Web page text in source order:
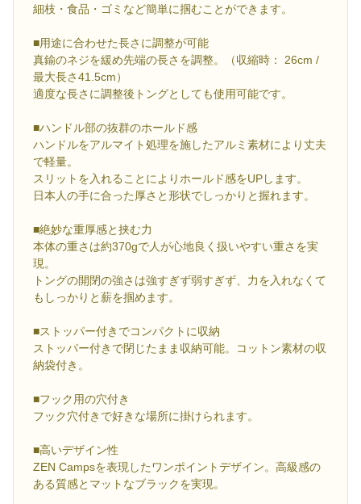
細枝・食品・ゴミなど簡単に掴むことができます。
■用途に合わせた長さに調整が可能
真鍮のネジを緩め先端の長さを調整。（収縮時： 26cm /
最大長さ41.5cm）
適度な長さに調整後トングとしても使用可能です。
■ハンドル部の抜群のホールド感
ハンドルをアルマイト処理を施したアルミ素材により丈夫
で軽量。
スリットを入れることによりホールド感をUPします。
日本人の手に合った厚さと形状でしっかりと握れます。
■絶妙な重厚感と挟む力
本体の重さは約370gで人が心地良く扱いやすい重さを実
現。
トングの開閉の強さは強すぎず弱すぎず、力を入れなくて
もしっかりと薪を掴めます。
■ストッパー付きでコンパクトに収納
ストッパー付きで閉じたまま収納可能。コットン素材の収
納袋付き。
■フック用の穴付き
フック穴付きで好きな場所に掛けられます。
■高いデザイン性
ZEN Campsを表現したワンポイントデザイン。高級感の
ある質感とマットなブラックを実現。